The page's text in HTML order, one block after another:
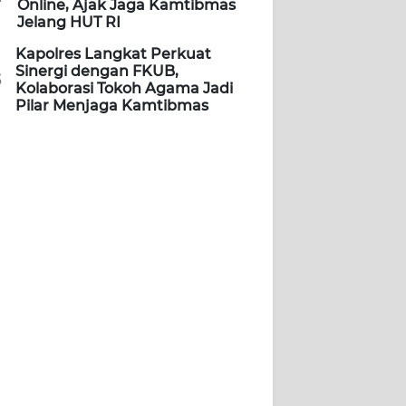
Online, Ajak Jaga Kamtibmas
Jelang HUT RI
Kapolres Langkat Perkuat
Sinergi dengan FKUB,
Kolaborasi Tokoh Agama Jadi
Pilar Menjaga Kamtibmas